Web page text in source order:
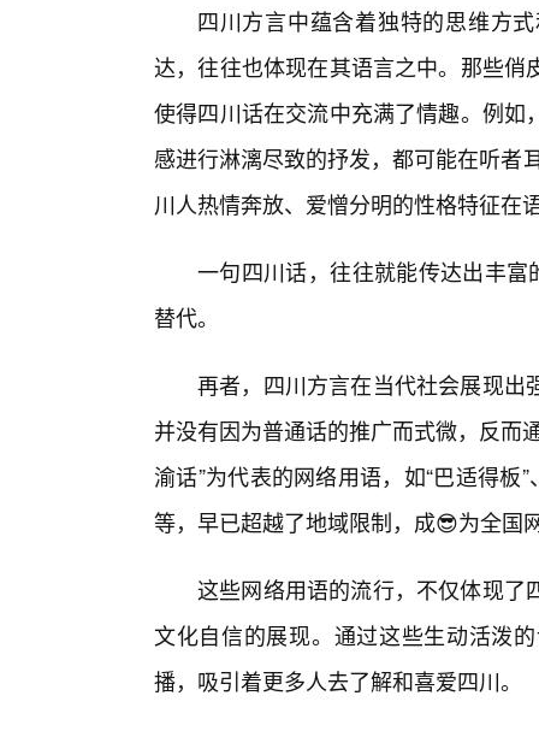
四川方言中蕴含着独特的思维方
达，往往也体现在其语言之中。那些
使得四川话在交流中充满了情趣。例
感进行淋漓尽致的抒发，都可能在听者
川人热情奔放、爱憎分明的性格特征在
一句四川话，往往就能传达出丰富
替代。
再者，四川方言在当代社会展现出
并没有因为普通话的推广而式微，反而
渝话”为代表的网络用语，如“巴适得板”
等，早已超越了地域限制，成😎为全国
这些网络用语的流行，不仅体现了
文化自信的展现。通过这些生动活泼
播，吸引着更多人去了解和喜爱四川。